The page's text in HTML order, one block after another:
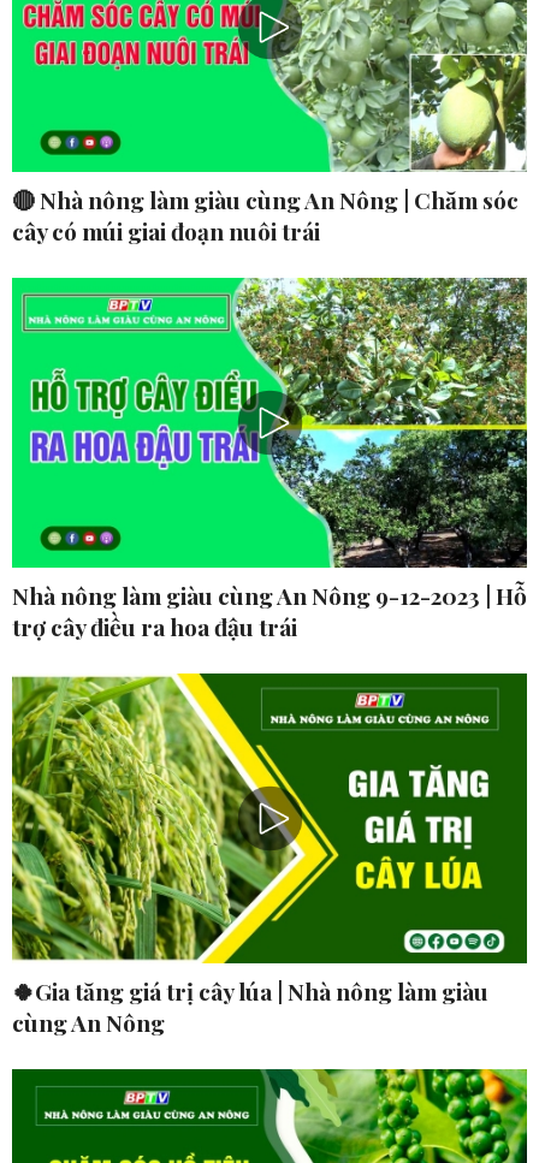
🔴 Nhà nông làm giàu cùng An Nông | Chăm sóc
cây có múi giai đoạn nuôi trái
Nhà nông làm giàu cùng An Nông 9-12-2023 | Hỗ
trợ cây điều ra hoa đậu trái
🍀Gia tăng giá trị cây lúa | Nhà nông làm giàu
cùng An Nông